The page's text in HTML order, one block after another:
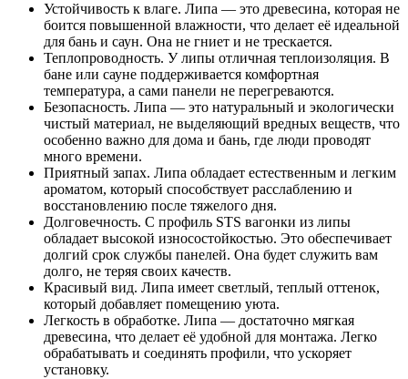
Устойчивость к влаге. Липа — это древесина, которая не
боится повышенной влажности, что делает её идеальной
для бань и саун. Она не гниет и не трескается.
Теплопроводность. У липы отличная теплоизоляция. В
бане или сауне поддерживается комфортная
температура, а сами панели не перегреваются.
Безопасность. Липа — это натуральный и экологически
чистый материал, не выделяющий вредных веществ, что
особенно важно для дома и бань, где люди проводят
много времени.
Приятный запах. Липа обладает естественным и легким
ароматом, который способствует расслаблению и
восстановлению после тяжелого дня.
Долговечность. С профиль STS вагонки из липы
обладает высокой износостойкостью. Это обеспечивает
долгий срок службы панелей. Она будет служить вам
долго, не теряя своих качеств.
Красивый вид. Липа имеет светлый, теплый оттенок,
который добавляет помещению уюта.
Легкость в обработке. Липа — достаточно мягкая
древесина, что делает её удобной для монтажа. Легко
обрабатывать и соединять профили, что ускоряет
установку.